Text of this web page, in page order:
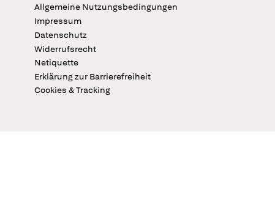
Allgemeine Nutzungsbedingungen
Impressum
Datenschutz
Widerrufsrecht
Netiquette
Erklärung zur Barrierefreiheit
Cookies & Tracking